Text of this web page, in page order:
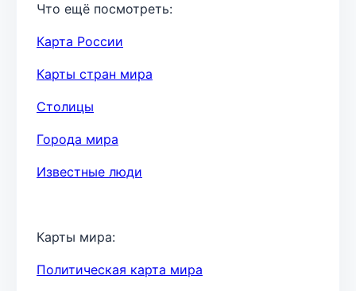
Что ещё посмотреть:
Карта России
Карты стран мира
Столицы
Города мира
Известные люди
Карты мира:
Политическая карта мира